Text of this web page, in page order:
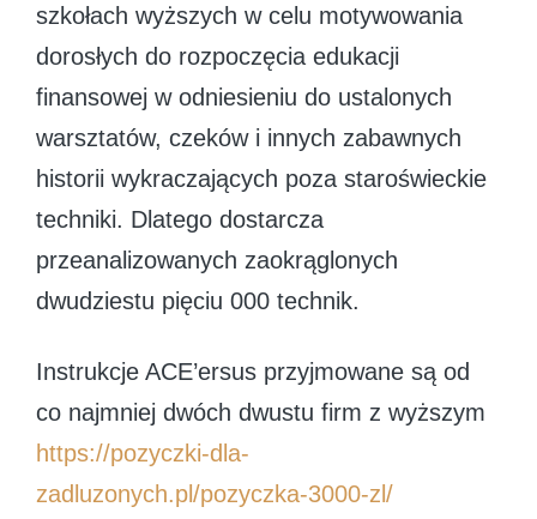
szkołach wyższych w celu motywowania
dorosłych do rozpoczęcia edukacji
finansowej w odniesieniu do ustalonych
warsztatów, czeków i innych zabawnych
historii wykraczających poza staroświeckie
techniki. Dlatego dostarcza
przeanalizowanych zaokrąglonych
dwudziestu pięciu 000 technik.
Instrukcje ACE’ersus przyjmowane są od
co najmniej dwóch dwustu firm z wyższym
https://pozyczki-dla-
zadluzonych.pl/pozyczka-3000-zl/